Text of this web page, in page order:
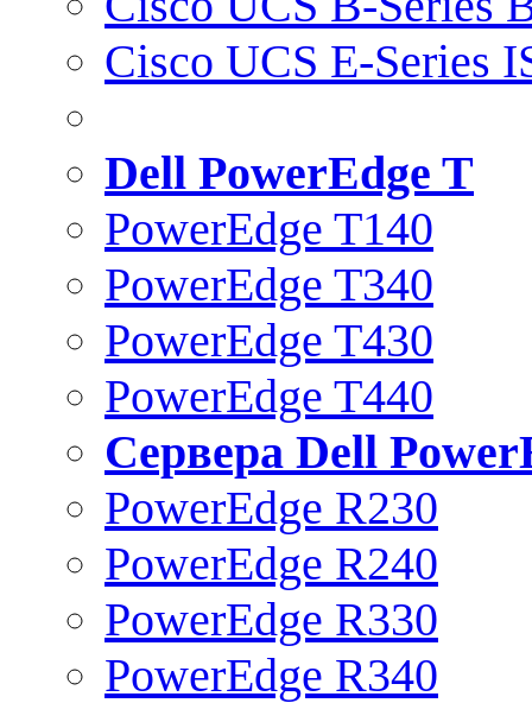
Cisco UCS E-Series
Dell PowerEdge T
PowerEdge T140
PowerEdge T340
PowerEdge T430
PowerEdge T440
Сервера Dell
PowerEdge R230
PowerEdge R240
PowerEdge R330
PowerEdge R340